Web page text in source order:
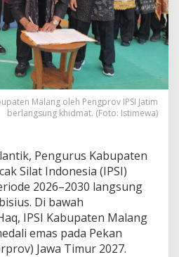
Malang oleh Pengprov IPSI Jatim
berlangsung khidmat. (Foto: Istimewa)
Pengurus Kabupaten
Silat Indonesia (IPSI)
2026–2030 langsung
Di bawah
IPSI Kabupaten Malang
emas pada Pekan
Jawa Timur 2027.